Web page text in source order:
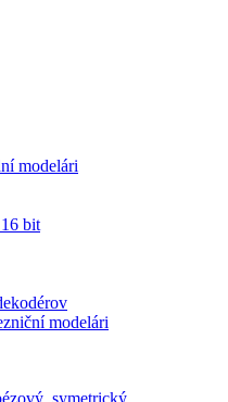
modelári
bit
modelári
symetrický